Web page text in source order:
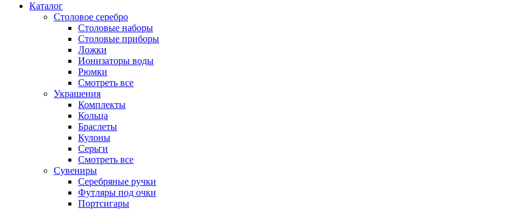
Каталог
Столовое серебро
Столовые наборы
Столовые приборы
Ложки
Ионизаторы воды
Рюмки
Смотреть все
Украшения
Комплекты
Кольца
Браслеты
Кулоны
Серьги
Смотреть все
Сувениры
Серебряные ручки
Футляры под очки
Портсигары